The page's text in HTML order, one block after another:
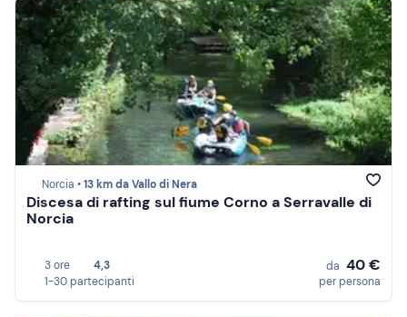
Norcia •13 km da Vallo di Nera
Discesa di rafting sul fiume Corno a Serravalle di
Norcia
3 ore
4,3
1-30 partecipanti
da 40 €
per persona